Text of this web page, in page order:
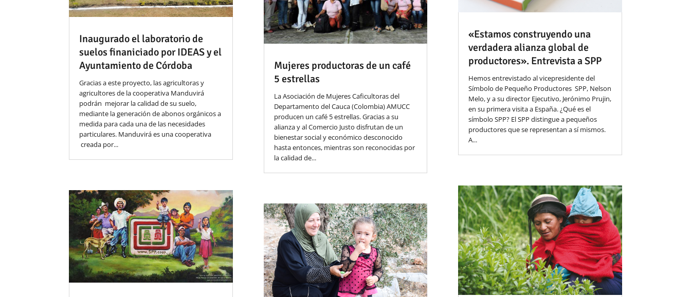
Inaugurado el laboratorio de
suelos finaniciado por IDEAS y el
Ayuntamiento de Córdoba
Gracias a este proyecto, las agricultoras y
agricultores de la cooperativa Manduvirá
podrán mejorar la calidad de su suelo,
mediante la generación de abonos orgánicos a
medida para cada una de las necesidades
particulares. Manduvirá es una cooperativa
creada por...
Mujeres productoras de un café
5 estrellas
La Asociación de Mujeres Caficultoras del
Departamento del Cauca (Colombia) AMUCC
producen un café 5 estrellas. Gracias a su
alianza y al Comercio Justo disfrutan de un
bienestar social y económico desconocido
hasta entonces, mientras son reconocidas por
la calidad de...
«Estamos construyendo una
verdadera alianza global de
productores». Entrevista a SPP
Hemos entrevistado al vicepresidente del
Símbolo de Pequeño Productores SPP, Nelson
Melo, y a su director Ejecutivo, Jerónimo Prujin,
en su primera visita a España. ¿Qué es el
símbolo SPP? El SPP distingue a pequeños
productores que se representan a sí mismos.
A...